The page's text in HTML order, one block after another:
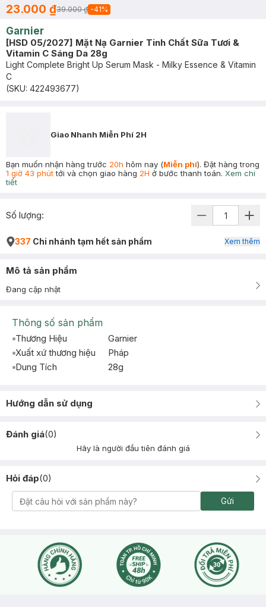
23.000 ₫39.000 ₫ -41%
Garnier
[HSD 05/2027] Mặt Nạ Garnier Tinh Chất Sữa Tươi &
Vitamin C Sáng Da 28g
Light Complete Bright Up Serum Mask - Milky Essence & Vitamin
C
(SKU: 422493677)
Giao Nhanh Miễn Phí 2H
Bạn muốn nhận hàng trước 20h hôm nay (Miễn phí). Đặt hàng trong
1 giờ 43 phúttới và chọn giao hàng 2H ở bước thanh toán. Xem chi
tiết
Số lượng:
337 Chi nhánh tạm hết sản phẩm Xem thêm
Mô tả sản phẩm
Đang cập nhật
Thông số sản phẩm
Thương Hiệu
Garnier
Xuất xứ thương hiệu
Pháp
Dung Tích
28g
Hướng dẫn sử dụng
Đánh giá(0)
Hãy là người đầu tiên đánh giá
Hỏi đáp(0)
Gửi